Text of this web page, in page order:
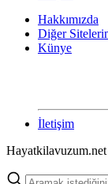
Hakkımızda
Diğer
Künye
İletişim